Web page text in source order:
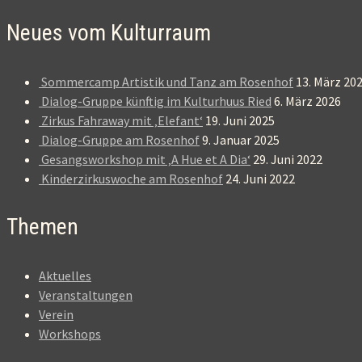
Neues vom Kulturraum
Sommercamp Artistik und Tanz am Rosenhof 13. März
Dialog-Gruppe künftig im Kulturhuus Ried 6. März 2026
Zirkus Fahraway mit ‚Elefant‘ 19. Juni 2025
Dialog-Gruppe am Rosenhof9. Januar 2025
Gesangsworkshop mit ‚A Hue et A Dia‘ 29. Juni 2022
Kinderzirkuswoche am Rosenhof 24. Juni 2022
Themen
Aktuelles
Veranstaltungen
Verein
Workshops